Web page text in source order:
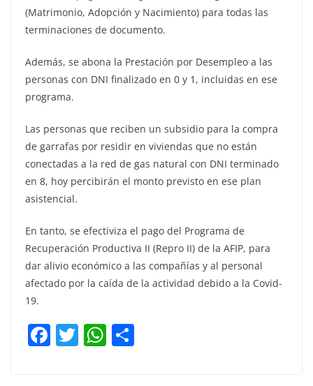
(Matrimonio, Adopción y Nacimiento) para todas las
terminaciones de documento.
Además, se abona la Prestación por Desempleo a las
personas con DNI finalizado en 0 y 1, incluidas en ese
programa.
Las personas que reciben un subsidio para la compra
de garrafas por residir en viviendas que no están
conectadas a la red de gas natural con DNI terminado
en 8, hoy percibirán el monto previsto en ese plan
asistencial.
En tanto, se efectiviza el pago del Programa de
Recuperación Productiva II (Repro II) de la AFIP, para
dar alivio económico a las compañías y al personal
afectado por la caída de la actividad debido a la Covid-
19.
F T W